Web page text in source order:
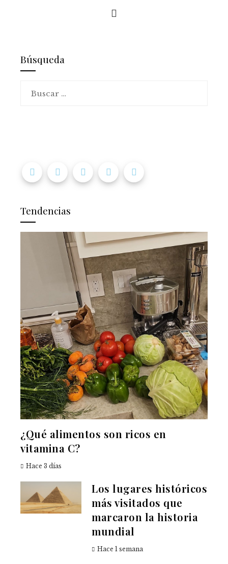
Búsqueda
Tendencias
¿Qué alimentos son ricos en
vitamina C?
Hace 3 días
Los lugares históricos
más visitados que
marcaron la historia
mundial
Hace 1 semana